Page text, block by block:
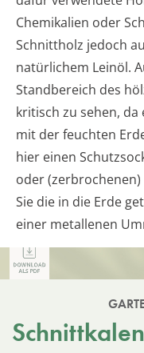
Chemikalien oder
Schnittholz jedoch
natürlichem Leinöl.
Standbereich des
kritisch zu sehen,
mit der feuchten
hier einen
oder
Sie die in die Erde
einer metallenen